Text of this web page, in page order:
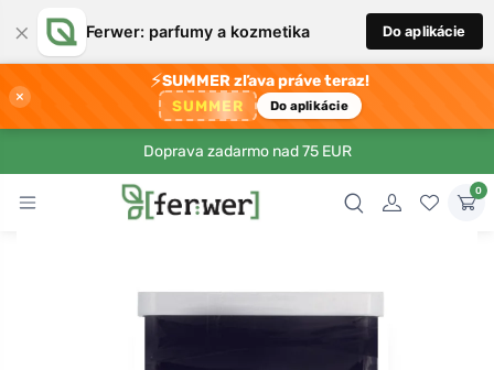
× Ferwer: parfumy a kozmetika Do aplikácie
×
⚡SUMMER zľava práve teraz!
SUMMER Do aplikácie
Doprava zadarmo nad 75 EUR
0